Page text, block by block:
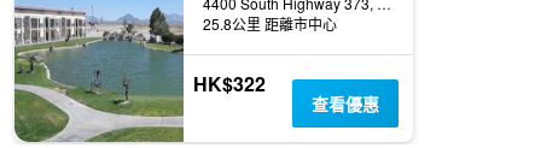
顯
示
一
週
中
的
25.8公里 距離市中心
HK$322
查看優惠